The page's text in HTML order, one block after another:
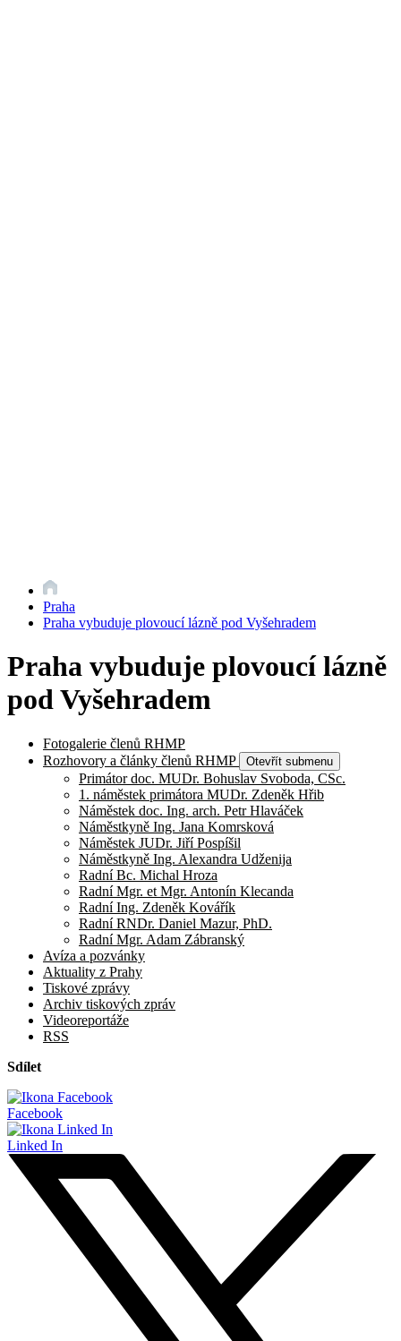
Praha
Praha vybuduje plovoucí lázně pod Vyšehradem
Praha vybuduje plovoucí lázně
pod Vyšehradem
Fotogalerie členů RHMP
Rozhovory a články členů RHMP
Otevřít submenu
Primátor doc. MUDr. Bohuslav Svoboda, CSc.
1. náměstek primátora MUDr. Zdeněk Hřib
Náměstek doc. Ing. arch. Petr Hlaváček
Náměstkyně Ing. Jana Komrsková
Náměstek JUDr. Jiří Pospíšil
Náměstkyně Ing. Alexandra Udženija
Radní Bc. Michal Hroza
Radní Mgr. et Mgr. Antonín Klecanda
Radní Ing. Zdeněk Kovářík
Radní RNDr. Daniel Mazur, PhD.
Radní Mgr. Adam Zábranský
Avíza a pozvánky
Aktuality z Prahy
Tiskové zprávy
Archiv tiskových zpráv
Videoreportáže
RSS
Sdílet
Facebook
Linked In